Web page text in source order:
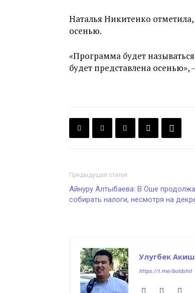
Наталья Никитенко
осенью.
«Программа будет
будет представлена
Предыдущая статья
Айнуру Алтыбаева: В Оше
собирать налоги, несмотря на
Улугбек
https://t.me/boldshit